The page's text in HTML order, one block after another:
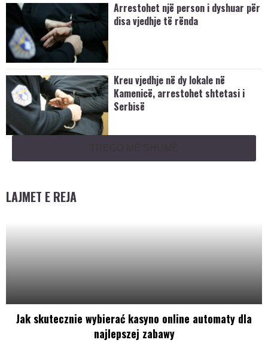
Arrestohet një person i dyshuar për
disa vjedhje të rënda
Kreu vjedhje në dy lokale në
Kamenicë, arrestohet shtetasi i
Serbisë
LAJMET E REJA
Jak skutecznie wybierać kasyno online automaty dla
najlepszej zabawy